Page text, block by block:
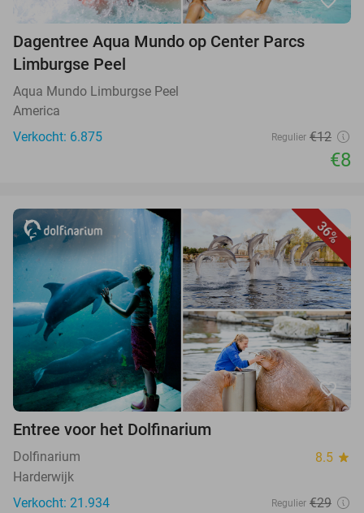
Dagentree Aqua Mundo op Center Parcs
Limburgse Peel
Aqua Mundo Limburgse Peel
America
Verkocht: 6.875
Regulier €12
€8
36%
favorite_border
Entree voor het Dolfinarium
Dolfinarium 8.5 star
Harderwijk
Verkocht: 21.934
Regulier €29